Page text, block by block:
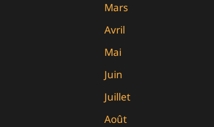
Mars
Avril
Mai
Juin
Juillet
Août